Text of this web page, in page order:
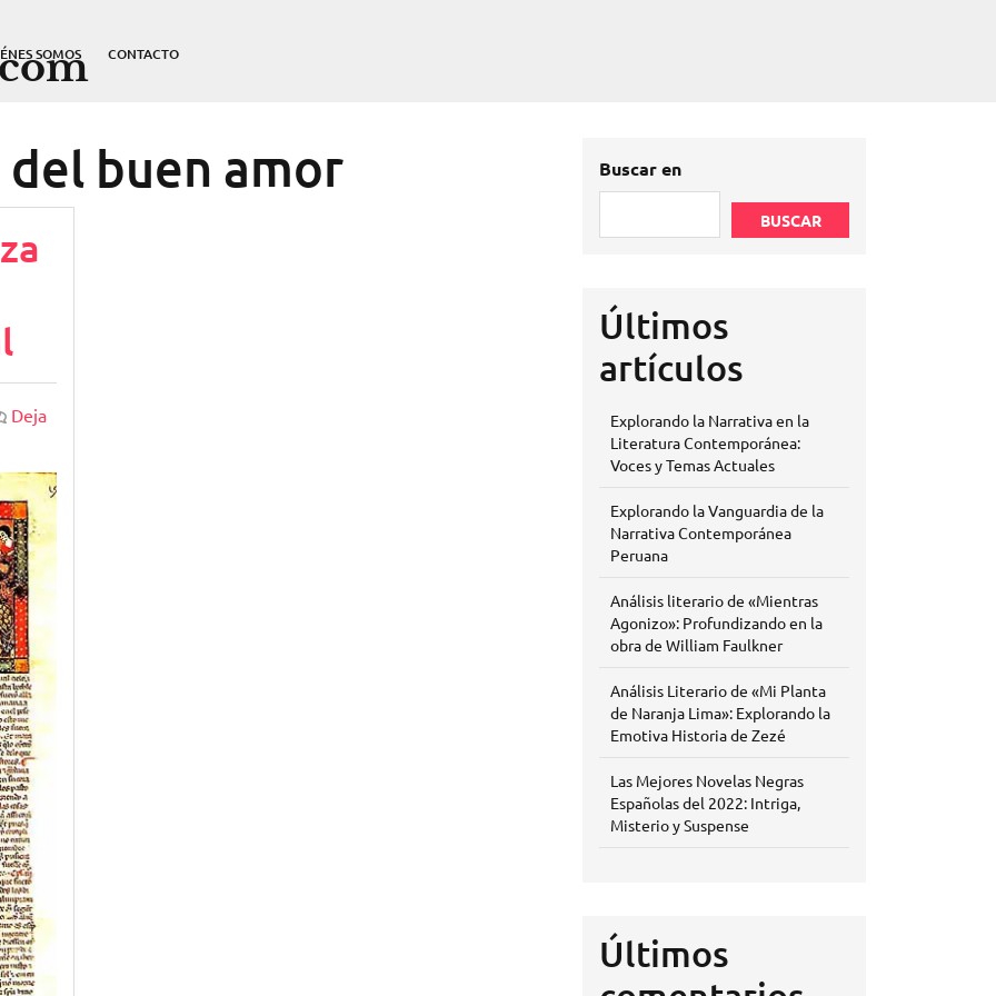
SOMOS CONTACTO
buen amor
Deja
Buscar en
BUSCAR
Últimos
artículos
Explorando la Narrativa en la
Literatura Contemporánea:
Voces y Temas Actuales
Explorando la Vanguardia de la
Narrativa Contemporánea
Peruana
Análisis literario de «Mientras
Agonizo»: Profundizando en la
obra de William Faulkner
Análisis Literario de «Mi Planta
de Naranja Lima»: Explorando la
Emotiva Historia de Zezé
Las Mejores Novelas Negras
Españolas del 2022: Intriga,
Misterio y Suspense
Últimos